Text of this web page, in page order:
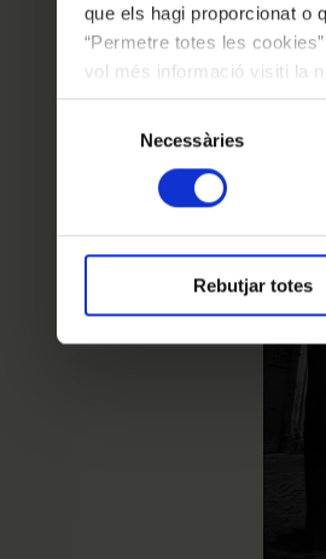
que els hagi proporcionat o
“Permetre totes les
vol més informació visiti la
les cookies en qualsevol
consentiment
Necessàries
Rebutjar totes